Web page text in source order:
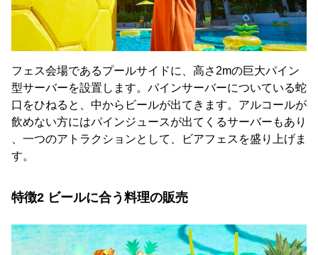
フェス会場であるプールサイドに、高さ2mの巨大パイン
型サーバーを設置します。パインサーバーについている蛇
口をひねると、中からビールが出てきます。アルコールが
飲めない方にはパインジュースが出てくるサーバーもあり
、一つのアトラクションとして、ビアフェスを盛り上げま
す。
特徴2 ビールに合う料理の販売